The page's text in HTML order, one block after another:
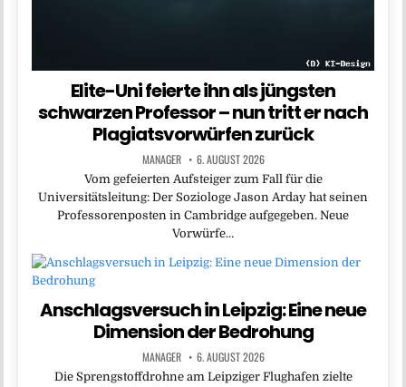
Elite-Uni feierte ihn als jüngsten
schwarzen Professor – nun tritt er nach
Plagiatsvorwürfen zurück
MANAGER 6. AUGUST 2026
Vom gefeierten Aufsteiger zum Fall für die
Universitätsleitung: Der Soziologe Jason Arday hat seinen
Professorenposten in Cambridge aufgegeben. Neue
Vorwürfe…
Anschlagsversuch in Leipzig: Eine neue
Dimension der Bedrohung
MANAGER 6. AUGUST 2026
Die Sprengstoffdrohne am Leipziger Flughafen zielte